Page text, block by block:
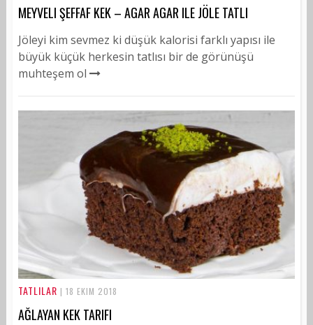
MEYVELI ŞEFFAF KEK – AGAR AGAR ILE JÖLE TATLI
Jöleyi kim sevmez ki düşük kalorisi farklı yapısı ile
büyük küçük herkesin tatlısı bir de görünüşü
muhteşem ol
TATLILAR | 18 EKIM 2018
AĞLAYAN KEK TARIFI